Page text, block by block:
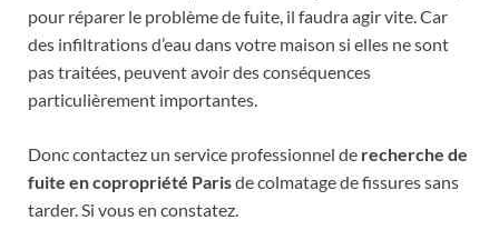
pour réparer le problème de fuite, il faudra agir vite. Car
des infiltrations d’eau dans votre maison si elles ne sont
pas traitées, peuvent avoir des conséquences
particulièrement importantes.
Donc contactez un service professionnel de recherche de
fuite en copropriété Parisde colmatage de fissures sans
tarder. Si vous en constatez.